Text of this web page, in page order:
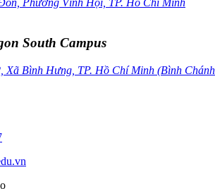
Phường Vĩnh Hội, TP. Hồ Chí Minh
South Campus
Xã Bình Hưng, TP. Hồ Chí Minh (Bình Chánh